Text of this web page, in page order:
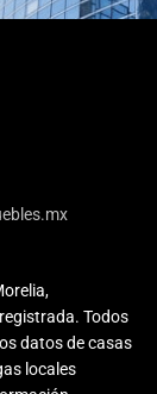
Todos
datos de casas
locales